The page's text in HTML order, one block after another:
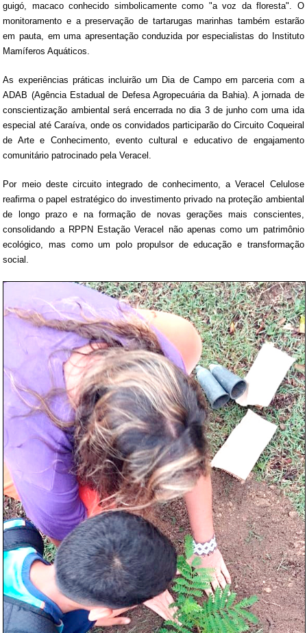
guigó, macaco conhecido simbolicamente como "a voz da floresta". O
monitoramento e a preservação de tartarugas marinhas também estarão
em pauta, em uma apresentação conduzida por especialistas do Instituto
Mamíferos Aquáticos.
As experiências práticas incluirão um Dia de Campo em parceria com a
ADAB (Agência Estadual de Defesa Agropecuária da Bahia). A jornada de
conscientização ambiental será encerrada no dia 3 de junho com uma ida
especial até Caraíva, onde os convidados participarão do Circuito Coqueiral
de Arte e Conhecimento, evento cultural e educativo de engajamento
comunitário patrocinado pela Veracel.
Por meio deste circuito integrado de conhecimento, a Veracel Celulose
reafirma o papel estratégico do investimento privado na proteção ambiental
de longo prazo e na formação de novas gerações mais conscientes,
consolidando a RPPN Estação Veracel não apenas como um patrimônio
ecológico, mas como um polo propulsor de educação e transformação
social.